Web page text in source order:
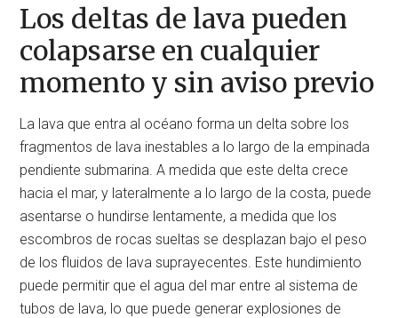
Los deltas de lava pueden
colapsarse en cualquier
momento y sin aviso previo
La lava que entra al océano forma un delta sobre los
fragmentos de lava inestables a lo largo de la empinada
pendiente submarina. A medida que este delta crece
hacia el mar, y lateralmente a lo largo de la costa, puede
asentarse o hundirse lentamente, a medida que los
escombros de rocas sueltas se desplazan bajo el peso
de los fluidos de lava suprayecentes. Este hundimiento
puede permitir que el agua del mar entre al sistema de
tubos de lava, lo que puede generar explosiones de